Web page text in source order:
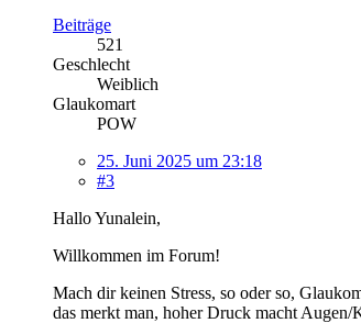
Beiträge
521
Geschlecht
Weiblich
Glaukomart
POW
25. Juni 2025 um 23:18
#3
Hallo Yunalein,
Willkommen im Forum!
Mach dir keinen Stress, so oder so,
das merkt man, hoher Druck macht